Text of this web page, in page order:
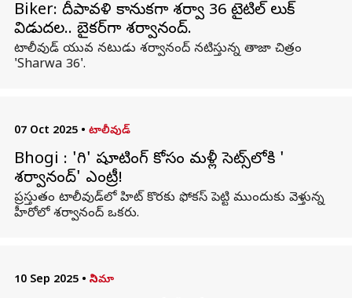
Biker: దీపావ‌ళి కానుకగా శర్వా 36 టైటిల్ లుక్
విడుద‌ల.. బైక‌ర్‌గా శర్వానంద్‌.
టాలీవుడ్‌ యువ నటుడు శర్వానంద్ నటిస్తున్న తాజా చిత్రం
'Sharwa 36'.
07 Oct 2025 • టాలీవుడ్
Bhogi : 'భోగి' షూటింగ్ కోసం మళ్లీ సెట్స్‌లోకి '
శర్వానంద్' ఎంట్రీ!
ప్రస్తుతం టాలీవుడ్‌లో హిట్ కొరకు ఫోకస్ పెట్టి ముందుకు వెళ్తున్న
హీరోలో శర్వానంద్ ఒకరు.
10 Sep 2025 • సినిమా